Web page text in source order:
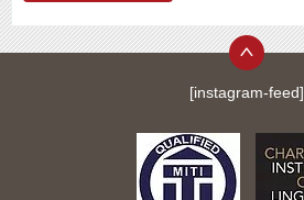
[instagram-feed]